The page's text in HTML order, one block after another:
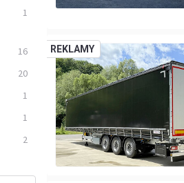
1
16
20
1
1
2
REKLAMY